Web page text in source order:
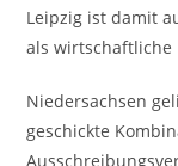
Leipzig ist damit
als wirtschaftliche
Niedersachsen
geschickte